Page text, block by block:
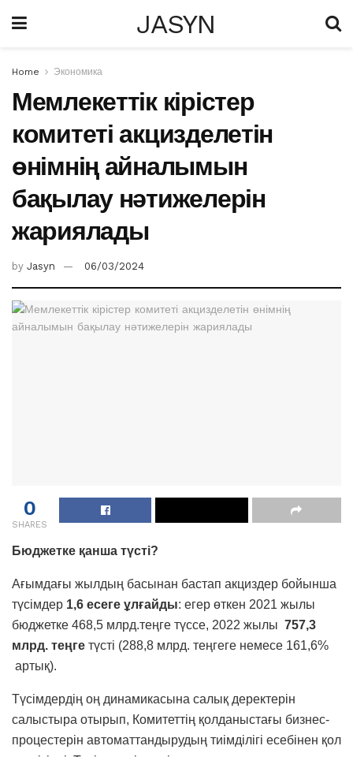
JASYN
Home Экономика
Мемлекеттік кірістер
комитеті акцизделетін
өнімнің айналымын
бақылау нәтижелерін
жариялады
by Jasyn 06/03/2024
0
SHARES
Бюджетке қанша түсті?
Ағымдағы жылдың басынан бастап акциздер бойынша
түсімдер 1,6 есеге ұлғайды: егер өткен 2021 жылы
бюджетке 468,5 млрд.теңге түссе, 2022 жылы 757,3
млрд. теңге түсті (288,8 млрд. теңгеге немесе 161,6%
артық).
Түсімдердің оң динамикасына салық деректерін
салыстыра отырып, Комитеттің қолданыстағы бизнес-
процестерін автоматтандырудың тиімділігі есебінен қол